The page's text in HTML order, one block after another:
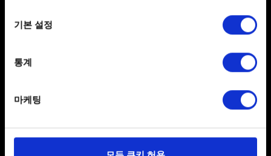
Collect information about your geographical
Identify your device by actively scanning it for
Find out more about how your personal data is processed
일부 쿠키는 웹 사이트를 정상적으로 이용하기 위해
기본 설정
통계
마케팅
게임을 플레이하려면 온라인 연결이 필요한가요?
있습니다. 하지만 최고 점수는 로컬에만 저장되며, 나중에
리더보드에 등록되지 않습니다.
리더보드가 비어 있거나 업데이트되지 않습니다
리더보드는 네이티브 플랫폼 솔루션(Android용 Play